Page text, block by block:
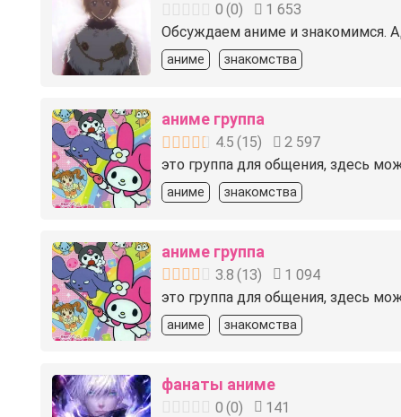
0 (0)
1 653
Обсуждаем аниме и знакомимся.
аниме знакомства
аниме группа
4.5 (15)
2 597
это группа для общения, здесь
аниме знакомства
аниме группа
3.8 (13)
1 094
это группа для общения, здесь
аниме знакомства
фанаты аниме
0 (0)
141